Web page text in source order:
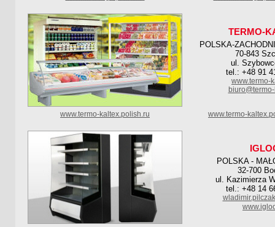
TERMO-
POLSKA-
70-843
ul.
tel.: +48 91
www.termo-
www.termo-kaltex.polish.ru www.termo-
POLSKA -
32-700
ul. Kazimierza
tel.: +48 14